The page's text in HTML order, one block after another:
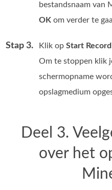
bestandsnaam van
OK om verder te
Stap 3. Klik opStart
Om te stoppen klik
schermopname
opslagmedium
Deel 3.
over het